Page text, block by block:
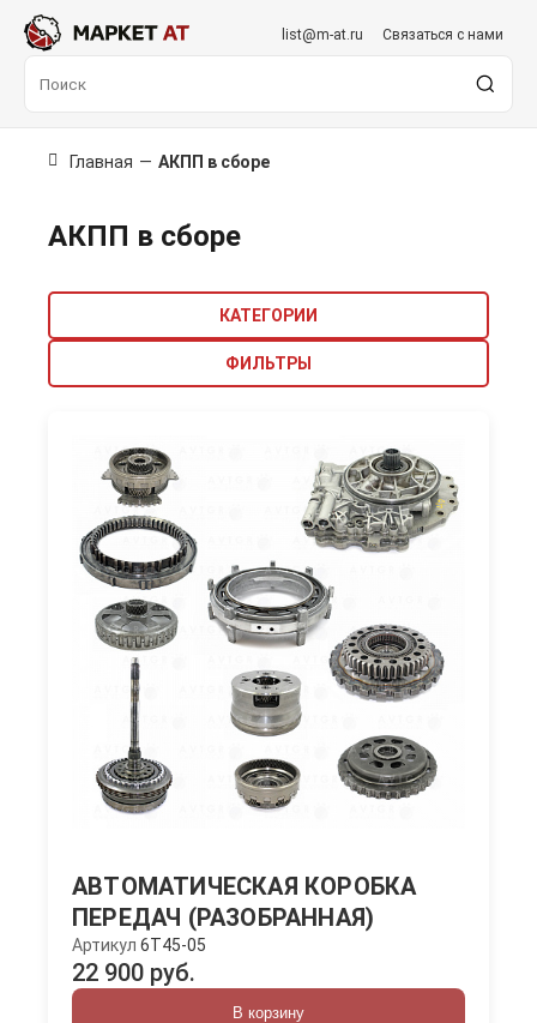
list@m-at.ru Связаться с нами
Главная — АКПП в сборе
АКПП в сборе
КАТЕГОРИИ
ФИЛЬТРЫ
АВТОМАТИЧЕСКАЯ КОРОБКА
ПЕРЕДАЧ (РАЗОБРАННАЯ)
Артикул 6T45-05
22 900 руб.
В корзину